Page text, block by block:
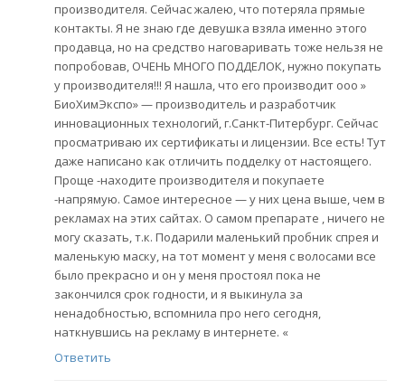
производителя. Сейчас жалею, что потеряла прямые
контакты. Я не знаю где девушка взяла именно этого
продавца, но на средство наговаривать тоже нельзя не
попробовав, ОЧЕНЬ МНОГО ПОДДЕЛОК, нужно покупать
у производителя!!! Я нашла, что его производит ооо »
БиоХимЭкспо» — производитель и разработчик
инновационных технологий, г.Санкт-Питербург. Сейчас
просматриваю их сертификаты и лицензии. Все есть! Тут
даже написано как отличить подделку от настоящего.
Проще -находите производителя и покупаете
-напрямую. Самое интересное — у них цена выше, чем в
рекламах на этих сайтах. О самом препарате , ничего не
могу сказать, т.к. Подарили маленький пробник спрея и
маленькую маску, на тот момент у меня с волосами все
было прекрасно и он у меня простоял пока не
закончился срок годности, и я выкинула за
ненадобностью, вспомнила про него сегодня,
наткнувшись на рекламу в интернете. «
Ответить